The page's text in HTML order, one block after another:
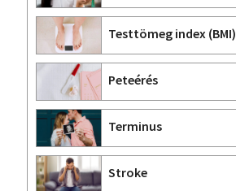
Testtömeg index (BMI)
Peteérés
Terminus
Stroke